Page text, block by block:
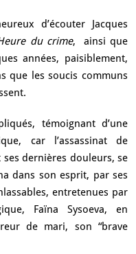
d’écouter Jacques
du crime, ainsi que
années, paisiblement,
que les soucis communs
témoignant d’une
car l’assassinat de
dernières douleurs, se
dans son esprit, par ses
entretenues par
Faïna Sysoeva, en
de mari, son “brave